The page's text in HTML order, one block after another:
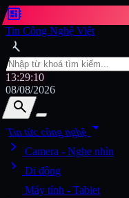
developer_board
Tin Công Nghệ Việt
search
13:29:11
08/08/2026
search
search
Tin tức công nghệarrow_drop_down
chevron_right
Camera - Nghe nhìn
chevron_right Di động
Máy tính - Tablet